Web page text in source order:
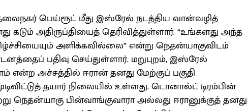
பெய்ரூட் மீது இஸ்ரேல் நடத்திய வான்வழித்
கடும் அதிருப்தியைத் தெரிவித்துள்ளார். “உங்களது அந்த
அளிக்கவில்லை” என்று நெதன்யாகுவிடம்
பதிவு செய்துள்ளார். மறுபுறம், இஸ்ரேல்
என்ற அச்சத்தில் ஈரான் தனது மேற்குப் பகுதி
தயார் நிலையில் உள்ளது. டொனால்ட் டிரம்பின்
நெதன்யாகு பின்வாங்குவாரா அல்லது ஈரானுக்குத் தனது